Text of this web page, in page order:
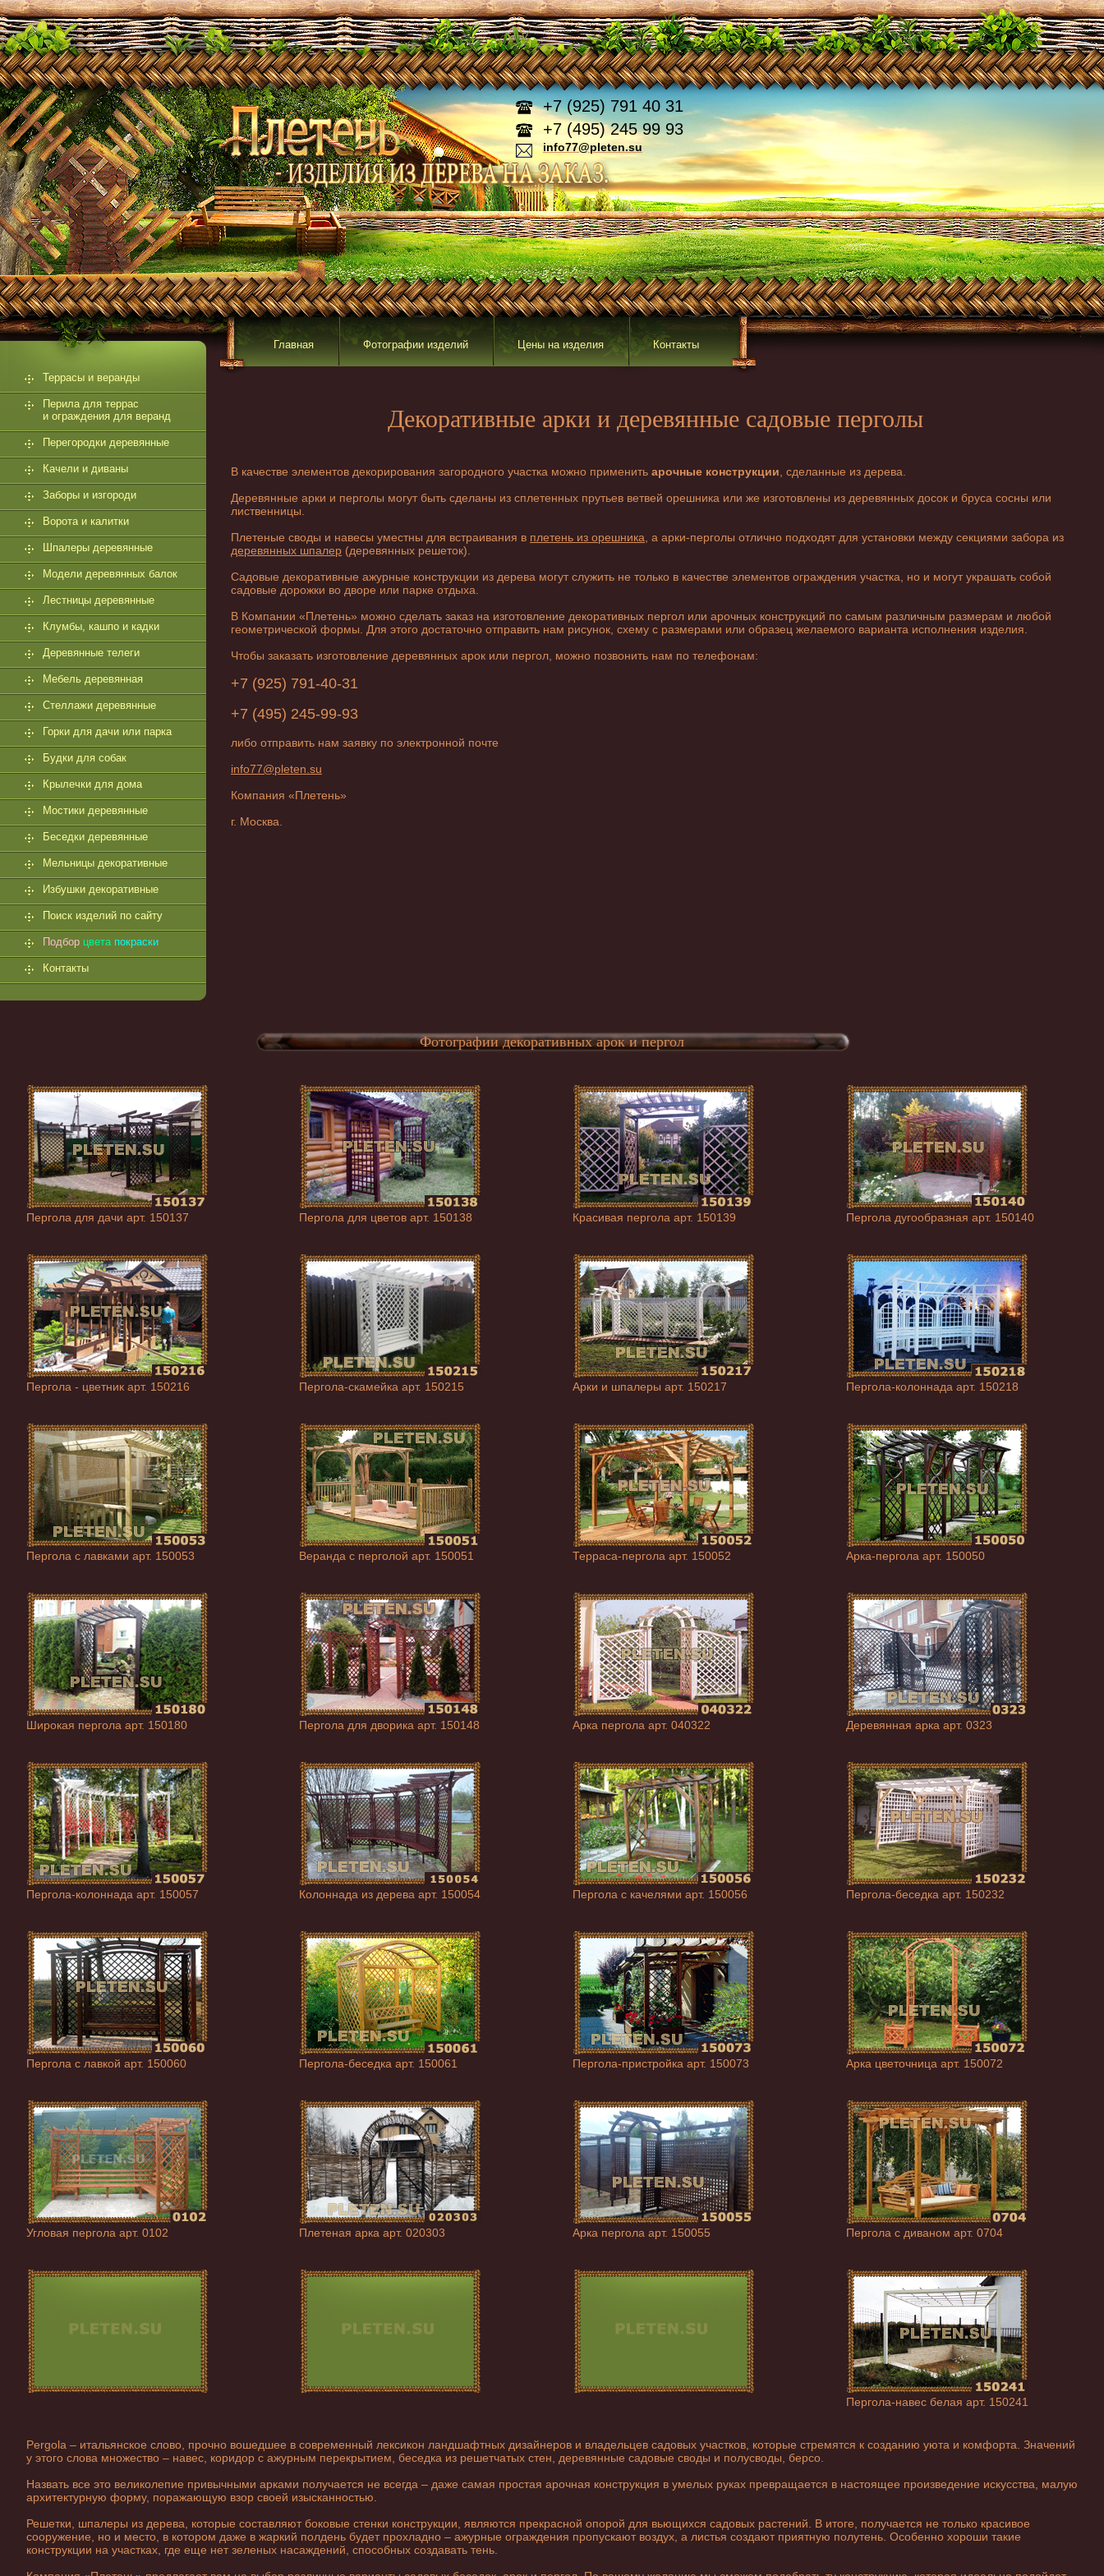
+7 (925) 791 40 31
+7 (495) 245 99 93
info77@pleten.su
Террасы и веранды
Перила для террас
и ограждения для веранд
Перегородки деревянные
Качели и диваны
Заборы и изгороди
Ворота и калитки
Шпалеры деревянные
Модели деревянных балок
Лестницы деревянные
Клумбы, кашпо и кадки
Деревянные телеги
Мебель деревянная
Стеллажи деревянные
Горки для дачи или парка
Будки для собак
Крылечки для дома
Мостики деревянные
Беседки деревянные
Мельницы декоративные
Избушки декоративные
Поиск изделий по сайту
Подбор цвета покраски
Контакты
Главная Фотографии изделий Цены на изделия Контакты
Декоративные арки и деревянные садовые перголы
В качестве элементов декорирования загородного участка можно применить арочные конструкции , сделанные из дерева.
Деревянные арки и перголы могут быть сделаны из сплетенных прутьев ветвей орешника или же изготовлены из деревянных досок и бруса сосны или
лиственницы.
Плетеные своды и навесы уместны для встраивания в плетень из орешника , а арки-перголы отлично подходят для установки между секциями забора из
деревянных шпалер (деревянных решеток).
Садовые декоративные ажурные конструкции из дерева могут служить не только в качестве элементов ограждения участка, но и могут украшать собой
садовые дорожки во дворе или парке отдыха.
В Компании «Плетень» можно сделать заказ на изготовление декоративных пергол или арочных конструкций по самым различным размерам и любой
геометрической формы. Для этого достаточно отправить нам рисунок, схему с размерами или образец желаемого варианта исполнения изделия.
Чтобы заказать изготовление деревянных арок или пергол, можно позвонить нам по телефонам:
+7 (925) 791-40-31
+7 (495) 245-99-93
либо отправить нам заявку по электронной почте
info77@pleten.su
Компания «Плетень»
г. Москва.
Фотографии декоративных арок и пергол
Пергола для дачи арт. 150137 Пергола для цветов арт. 150138 Красивая пергола арт. 150139 Пергола дугообразная арт. 150140
Пергола - цветник арт. 150216 Пергола-скамейка арт. 150215 Арки и шпалеры арт. 150217 Пергола-колоннада арт. 150218
Пергола с лавками арт. 150053 Веранда с перголой арт. 150051 Терраса-пергола арт. 150052 Арка-пергола арт. 150050
Широкая пергола арт. 150180 Пергола для дворика арт. 150148 Арка пергола арт. 040322 Деревянная арка арт. 0323
Пергола-колоннада арт. 150057 Колоннада из дерева арт. 150054 Пергола с качелями арт. 150056 Пергола-беседка арт. 150232
Пергола с лавкой арт. 150060 Пергола-беседка арт. 150061 Пергола-пристройка арт. 150073 Арка цветочница арт. 150072
Угловая пергола арт. 0102 Плетеная арка арт. 020303 Арка пергола арт. 150055 Пергола с диваном арт. 0704
Пергола-навес белая арт. 150241
Pergola – итальянское слово, прочно вошедшее в современный лексикон ландшафтных дизайнеров и владельцев садовых участков, которые стремятся к созданию уюта и комфорта. Значений
у этого слова множество – навес, коридор с ажурным перекрытием, беседка из решетчатых стен, деревянные садовые своды и полусводы, берсо.
Назвать все это великолепие привычными арками получается не всегда – даже самая простая арочная конструкция в умелых руках превращается в настоящее произведение искусства, малую
архитектурную форму, поражающую взор своей изысканностью.
Решетки, шпалеры из дерева, которые составляют боковые стенки конструкции, являются прекрасной опорой для вьющихся садовых растений. В итоге, получается не только красивое
сооружение, но и место, в котором даже в жаркий полдень будет прохладно – ажурные ограждения пропускают воздух, а листья создают приятную полутень. Особенно хороши такие
конструкции на участках, где еще нет зеленых насаждений, способных создавать тень.